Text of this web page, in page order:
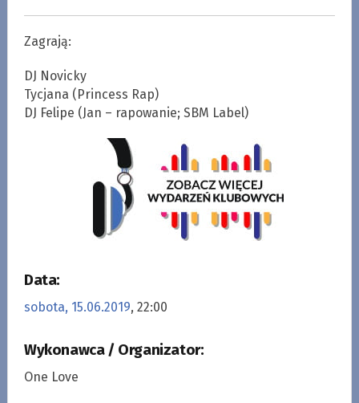
Zagrają:
DJ Novicky
Tycjana (Princess Rap)
DJ Felipe (Jan – rapowanie; SBM Label)
Data:
sobota, 15.06.2019, 22:00
Wykonawca / Organizator:
One Love